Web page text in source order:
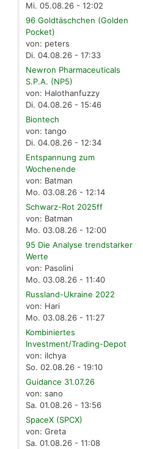
Mi. 05.08.26 - 12:02
96 Goldtäschchen (Golden
Pocket)
von: peters
Di. 04.08.26 - 17:33
Newron Pharmaceuticals
S.P.A. (NP5)
von: Halothanfuzzy
Di. 04.08.26 - 15:46
Biontech
von: tango
Di. 04.08.26 - 12:34
Entspannung zum
Wochenende
von: Batman
Mo. 03.08.26 - 12:14
Schwarz-Rot 2025ff
von: Batman
Mo. 03.08.26 - 12:00
95 Die Analyse trendstarker
Werte
von: Pasolini
Mo. 03.08.26 - 11:40
Russland-Ukraine 2022
von: Hari
Mo. 03.08.26 - 11:27
Kombiniertes
Investment/Trading-Depot
von: ilchya
So. 02.08.26 - 19:10
Guidance 31.07.26
von: sano
Sa. 01.08.26 - 13:56
SpaceX (SPCX)
von: Greta
Sa. 01.08.26 - 11:08